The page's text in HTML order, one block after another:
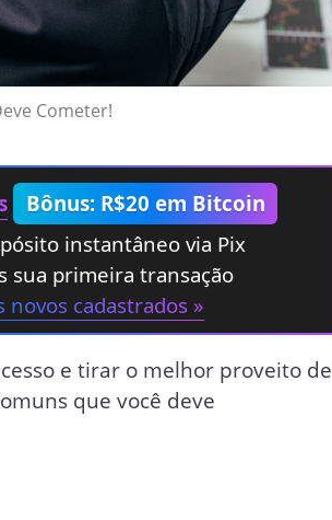
Cometer!
Bônus: R$20 em Bitcoin
instantâneo via Pix
sua primeira transação
novos cadastrados »
e tirar o melhor proveito de
que você deve